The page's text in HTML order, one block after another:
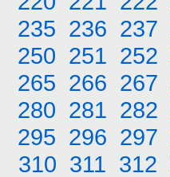
235 236 237
250 251 252
265 266 267
280 281 282
295 296 297
310 311 312